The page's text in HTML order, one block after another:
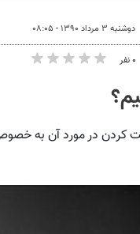
دوشنبه ۳ مرداد ۱۳۹۰ - ۰۸:۰۵
۰ نفر
کردن در مورد آن به